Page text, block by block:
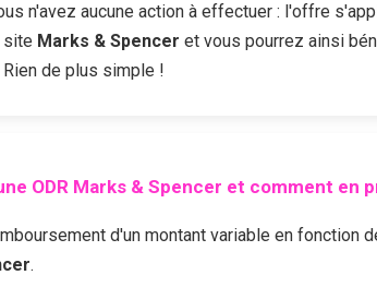
n'avez aucune action à effectuer : l'offre
site Marks & Spencer et vous pourrez ainsi
de plus simple !
ODR Marks & Spencer et comment en
d'un montant variable en
.